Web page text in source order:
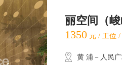
丽空间（
1350 元 / 工位
黄 浦－人民